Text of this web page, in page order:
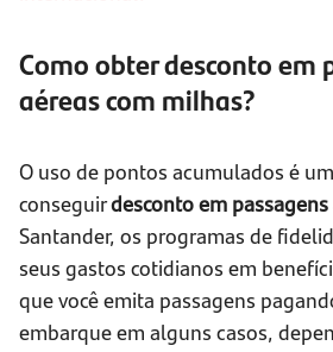
Como obter desconto em
aéreas com milhas?
O uso de pontos acumulados é
conseguirdesconto em passagens
Santander, os programas de
seus gastos cotidianos em
que você emita passagens
embarque em alguns casos,